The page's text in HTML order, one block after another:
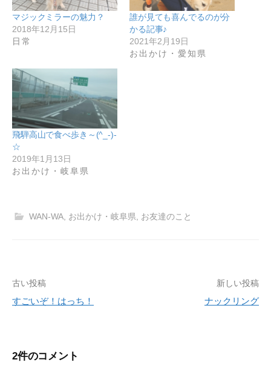
マジックミラーの魅力？
2018年12月15日
日常
誰が見ても喜んでるのが分
かる記事♪
2021年2月19日
お出かけ・愛知県
飛騨高山で食べ歩き～(^_-)-
☆
2019年1月13日
お出かけ・岐阜県
WAN-WA, お出かけ・岐阜県, お友達のこと
投
稿
ビ
古い投稿
すごいぞ！はっち！
新しい投稿
ナックリング
2件のコメント